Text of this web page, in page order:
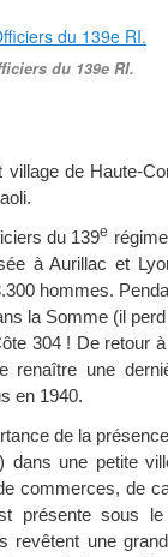
du 139e RI.
village de Haute-
du 139e
à Aurillac et
hommes.
la Somme (il
304 ! De retour
renaître une
en 1940.
de la
dans une petite
commerces, de
présente sous
revêtent une